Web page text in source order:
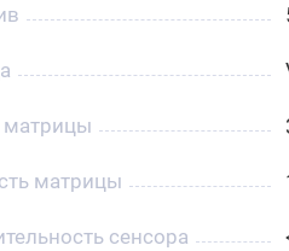
матрицы
сенсора